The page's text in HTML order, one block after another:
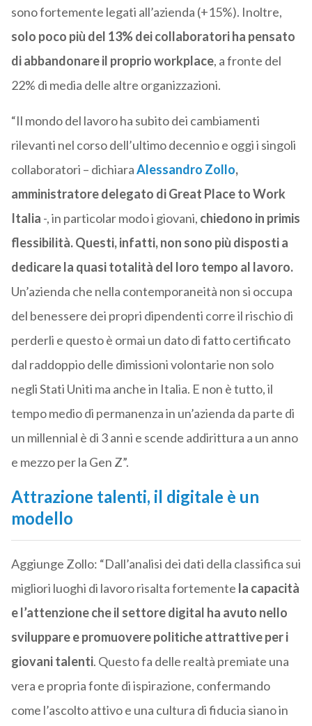
sono fortemente legati all’azienda (+15%). Inoltre,
solo poco più del 13% dei collaboratori ha pensato
di abbandonare il proprio workplace, a fronte del
22% di media delle altre organizzazioni.
“Il mondo del lavoro ha subito dei cambiamenti
rilevanti nel corso dell’ultimo decennio e oggi i singoli
collaboratori – dichiaraAlessandro Zollo,
amministratore delegato di Great Place to Work
Italia -, in particolar modo i giovani, chiedono in primis
flessibilità. Questi, infatti, non sono più disposti a
dedicare la quasi totalità del loro tempo al lavoro.
Un’azienda che nella contemporaneità non si occupa
del benessere dei propri dipendenti corre il rischio di
perderli e questo è ormai un dato di fatto certificato
dal raddoppio delle dimissioni volontarie non solo
negli Stati Uniti ma anche in Italia. E non è tutto, il
tempo medio di permanenza in un’azienda da parte di
un millennial è di 3 anni e scende addirittura a un anno
e mezzo per la Gen Z”.
Attrazione talenti, il digitale è un
modello
Aggiunge Zollo: “Dall’analisi dei dati della classifica sui
migliori luoghi di lavoro risalta fortemente la capacità
e l’attenzione che il settore digital ha avuto nello
sviluppare e promuovere politiche attrattive per i
giovani talenti. Questo fa delle realtà premiate una
vera e propria fonte di ispirazione, confermando
come l’ascolto attivo e una cultura di fiducia siano in